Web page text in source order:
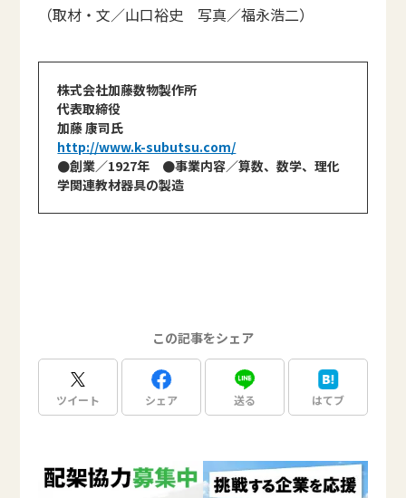
（取材・文／山口裕史 写真／福永浩二）
株式会社加藤数物製作所
代表取締役
加藤 康司氏
http://www.k-subutsu.com/
●創業／1927年 ●事業内容／算数、数学、理化
学関連教材器具の製造
この記事をシェア
ツイート シェア 送る はてブ